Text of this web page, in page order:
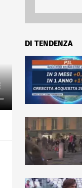
DI TENDENZA